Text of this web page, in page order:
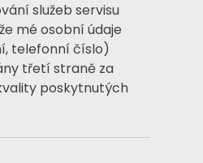
služeb servisu
mé osobní údaje
telefonní číslo)
třetí straně za
poskytnutých